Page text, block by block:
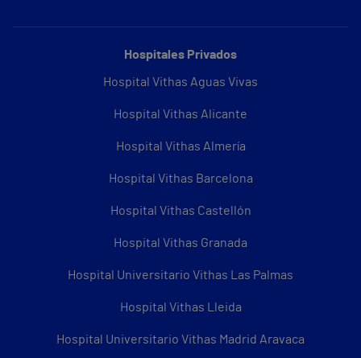
Hospitales Privados
Hospital Vithas Aguas Vivas
Hospital Vithas Alicante
Hospital Vithas Almería
Hospital Vithas Barcelona
Hospital Vithas Castellón
Hospital Vithas Granada
Hospital Universitario Vithas Las Palmas
Hospital Vithas Lleida
Hospital Universitario Vithas Madrid Aravaca